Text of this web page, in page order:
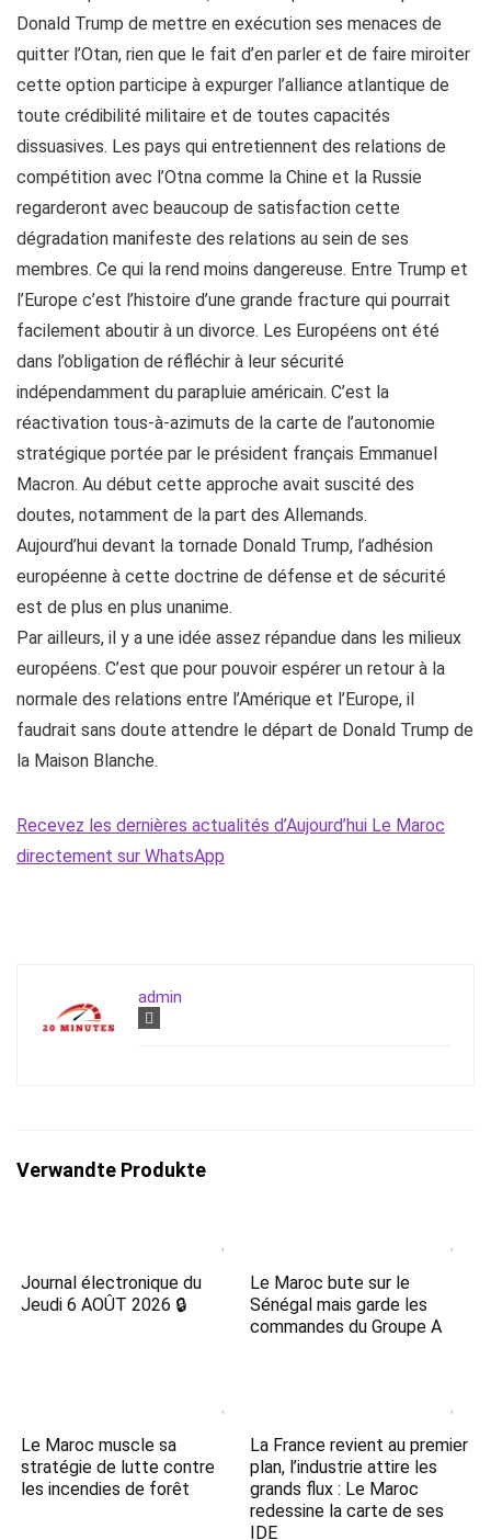
Donald Trump de mettre en exécution ses menaces de
quitter l’Otan, rien que le fait d’en parler et de faire miroiter
cette option participe à expurger l’alliance atlantique de
toute crédibilité militaire et de toutes capacités
dissuasives. Les pays qui entretiennent des relations de
compétition avec l’Otna comme la Chine et la Russie
regarderont avec beaucoup de satisfaction cette
dégradation manifeste des relations au sein de ses
membres. Ce qui la rend moins dangereuse. Entre Trump et
l’Europe c’est l’histoire d’une grande fracture qui pourrait
facilement aboutir à un divorce. Les Européens ont été
dans l’obligation de réfléchir à leur sécurité
indépendamment du parapluie américain. C’est la
réactivation tous-à-azimuts de la carte de l’autonomie
stratégique portée par le président français Emmanuel
Macron. Au début cette approche avait suscité des
doutes, notamment de la part des Allemands.
Aujourd’hui devant la tornade Donald Trump, l’adhésion
européenne à cette doctrine de défense et de sécurité
est de plus en plus unanime.
Par ailleurs, il y a une idée assez répandue dans les milieux
européens. C’est que pour pouvoir espérer un retour à la
normale des relations entre l’Amérique et l’Europe, il
faudrait sans doute attendre le départ de Donald Trump de
la Maison Blanche.
Recevez les dernières actualités d’Aujourd’hui Le Maroc
directement sur WhatsApp
admin
Verwandte Produkte
Journal électronique du
Jeudi 6 AOÛT 2026 🔒
Le Maroc bute sur le
Sénégal mais garde les
commandes du Groupe A
Le Maroc muscle sa
stratégie de lutte contre
les incendies de forêt
La France revient au premier
plan, l’industrie attire les
grands flux : Le Maroc
redessine la carte de ses
IDE